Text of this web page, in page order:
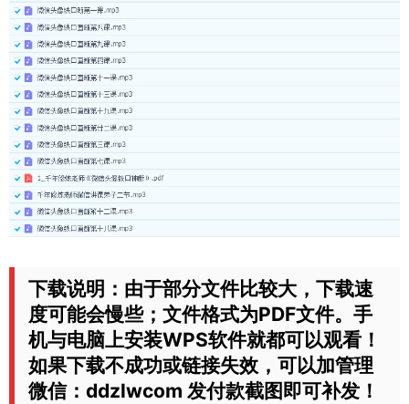
下载说明：由于部分文件比较大，下载速
度可能会慢些；文件格式为PDF文件。手
机与电脑上安装WPS软件就都可以观看！
如果下载不成功或链接失效，可以加管理
微信：ddzlwcom 发付款截图即可补发！